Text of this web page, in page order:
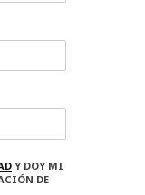
Y DOY MI
DE